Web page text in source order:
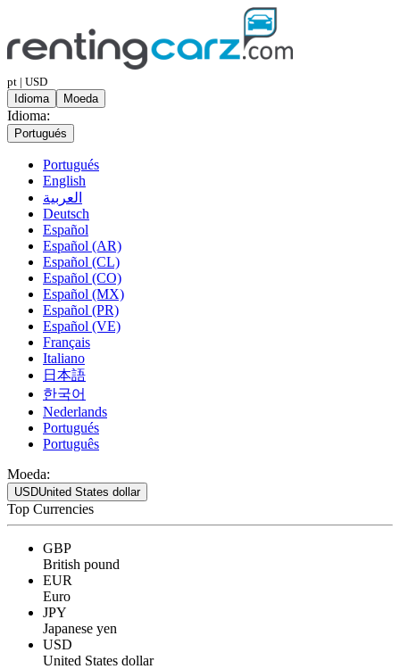
pt | USD
Idioma
Moeda
Idioma:
Portugués
Portugués
English
العربية
Deutsch
Español
Español (AR)
Español (CL)
Español (CO)
Español (MX)
Español (PR)
Español (VE)
Français
Italiano
日本語
한국어
Nederlands
Portugués
Português
Moeda:
USDUnited States dollar
Top Currencies
GBP
British pound
EUR
Euro
JPY
Japanese yen
USD
United States dollar